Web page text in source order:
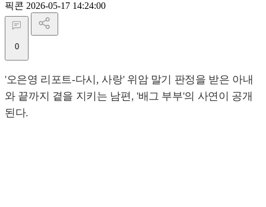
픽콘 2026-05-17 14:24:00
0
'오은영 리포트-다시, 사랑' 위암 말기 판정을 받은 아내
와 끝까지 곁을 지키는 남편, '배그 부부'의 사연이 공개
된다.